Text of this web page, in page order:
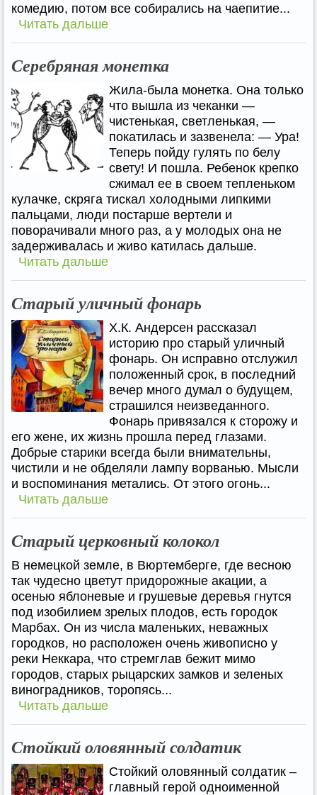
комедию, потом все собирались на чаепитие...
Читать дальше
Серебряная монетка
Жила-была монетка. Она только
что вышла из чеканки —
чистенькая, светленькая, —
покатилась и зазвенела: — Ура!
Теперь пойду гулять по белу
свету! И пошла. Ребенок крепко
сжимал ее в своем тепленьком
кулачке, скряга тискал холодными липкими
пальцами, люди постарше вертели и
поворачивали много раз, а у молодых она не
задерживалась и живо катилась дальше.
Читать дальше
Старый уличный фонарь
Х.К. Андерсен рассказал
историю про старый уличный
фонарь. Он исправно отслужил
положенный срок, в последний
вечер много думал о будущем,
страшился неизведанного.
Фонарь привязался к сторожу и
его жене, их жизнь прошла перед глазами.
Добрые старики всегда были внимательны,
чистили и не обделяли лампу ворванью. Мысли
и воспоминания метались. От этого огонь...
Читать дальше
Старый церковный колокол
В немецкой земле, в Вюртемберге, где весною
так чудесно цветут придорожные акации, а
осенью яблоневые и грушевые деревья гнутся
под изобилием зрелых плодов, есть городок
Марбах. Он из числа маленьких, неважных
городков, но расположен очень живописно у
реки Неккара, что стремглав бежит мимо
городов, старых рыцарских замков и зеленых
виноградников, торопясь...
Читать дальше
Стойкий оловянный солдатик
Стойкий оловянный солдатик –
главный герой одноименной